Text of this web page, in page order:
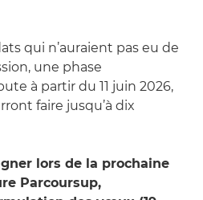
qui n’auraient pas eu de
une phase
à partir du 11 juin 2026,
faire jusqu’à dix
lors de la prochaine
Parcoursup,